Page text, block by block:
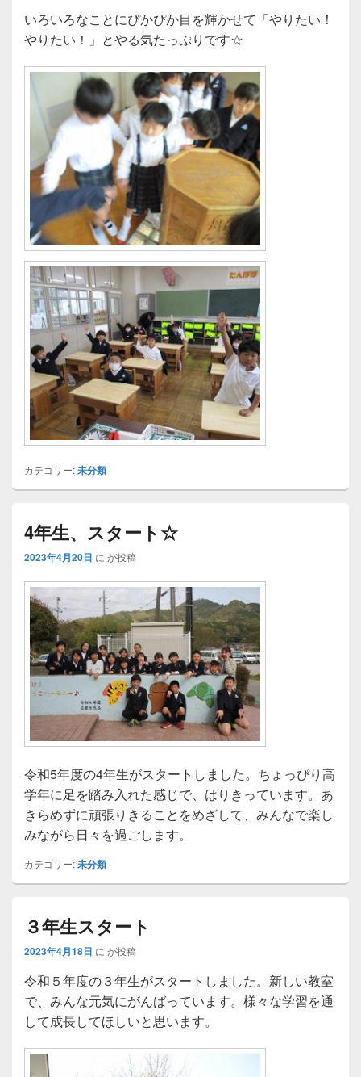
いろいろなことにぴかぴか目を輝かせて「やりたい！
やりたい！」とやる気たっぷりです☆
カテゴリー:未分類
4年生、スタート☆
2023年4月20日 に が投稿
令和5年度の4年生がスタートしました。ちょっぴり高
学年に足を踏み入れた感じで、はりきっています。あ
きらめずに頑張りきることをめざして、みんなで楽し
みながら日々を過ごします。
カテゴリー:未分類
３年生スタート
2023年4月18日 に が投稿
令和５年度の３年生がスタートしました。新しい教室
で、みんな元気にがんばっています。様々な学習を通
して成長してほしいと思います。